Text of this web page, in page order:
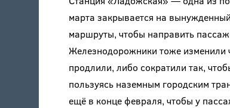
марта закрывается на
маршруты, чтобы направить
Железнодорожники тоже изменили
продлили, либо сократили так,
пользуясь наземным городским
ещё в конце февраля, чтобы у